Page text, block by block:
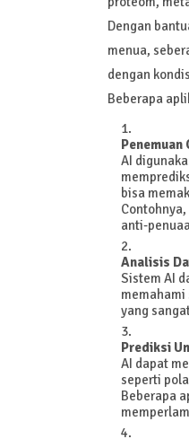
Dengan
menua,
dengan
Beberapa
AI
bisa
anti-
Analisis
Sistem AI
memahami
yang
Prediksi
AI dapat
seperti
Beberapa